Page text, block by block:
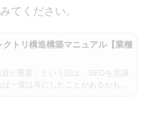
てください。
トリ構造構築マニュアル【業種
が重要」という話は、SEOを意識
一度は耳にしたことがあるかもし